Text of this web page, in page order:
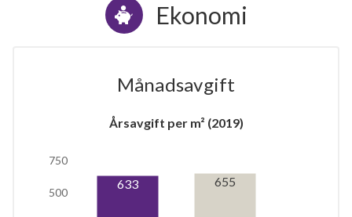
Ekonomi
Månadsavgift
Årsavgift per m² (2019)
500
750
633 655